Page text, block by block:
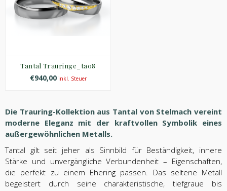
Tantal Trauringe_ta08
€940,00inkl. Steuer
Die Trauring-Kollektion aus Tantal von Stelmach vereint
moderne Eleganz mit der kraftvollen Symbolik eines
außergewöhnlichen Metalls.
Tantal gilt seit jeher als Sinnbild für Beständigkeit, innere
Stärke und unvergängliche Verbundenheit – Eigenschaften,
die perfekt zu einem Ehering passen. Das seltene Metall
begeistert durch seine charakteristische, tiefgraue bis